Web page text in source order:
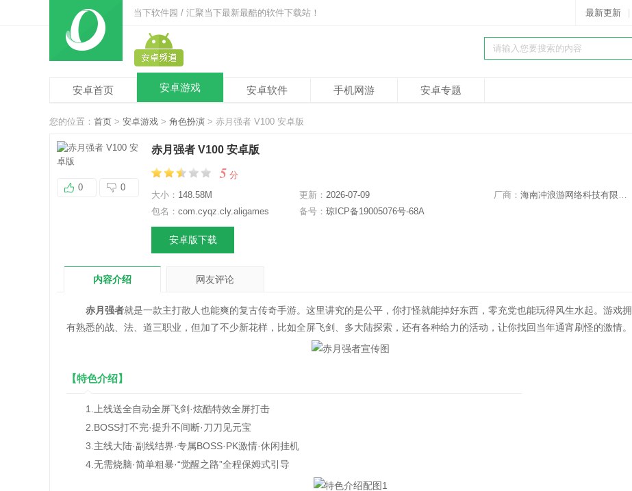
当下软件园 / 汇聚当下最新最酷的软件下载站！ 最新更新
安卓首页 安卓游戏 安卓软件 手机网游 安卓专题
您的位置： 首页 > 安卓游戏 > 角色扮演 > 赤月强者 V100 安卓版
0 0
赤月强者 V100 安卓版
5 分
大小： 148.58M 更新： 2026-07-09 厂商： 海南冲浪游网络科技有限公司
包名： com.cyqz.cly.aligames 备号： 琼ICP备19005076号-68A
安卓版下载
内容介绍 网友评论
赤月强者就是一款主打散人也能爽的复古传奇手游‌。这里讲究的是公平，你打怪就能掉好东西，零充党也能玩得风生水起。游戏拥
有熟悉的战、法、道三职业，但加了不少新花样，比如全屏飞剑、多大陆探索，还有各种给力的活动，让你找回当年通宵刷怪的激情。
【特色介绍】
1.上线送全自动全屏飞剑·炫酷特效全屏打击
2.BOSS打不完·提升不间断·刀刀见元宝
3.主线大陆·副线结界·专属BOSS·PK激情·休闲挂机
4.无需烧脑·简单粗暴·“觉醒之路”全程保姆式引导